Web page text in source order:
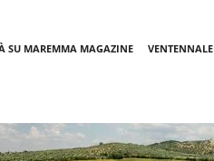
SU MAREMMA MAGAZINE VENTENNALE